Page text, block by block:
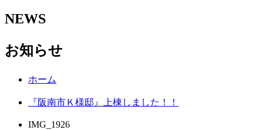
NEWS
お知らせ
ホーム
『阪南市Ｋ様邸』上棟しました！！
IMG_1926